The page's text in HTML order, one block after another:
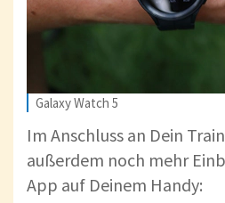
Galaxy Watch 5
Im Anschluss an Dein
außerdem noch mehr
App auf Deinem Handy: